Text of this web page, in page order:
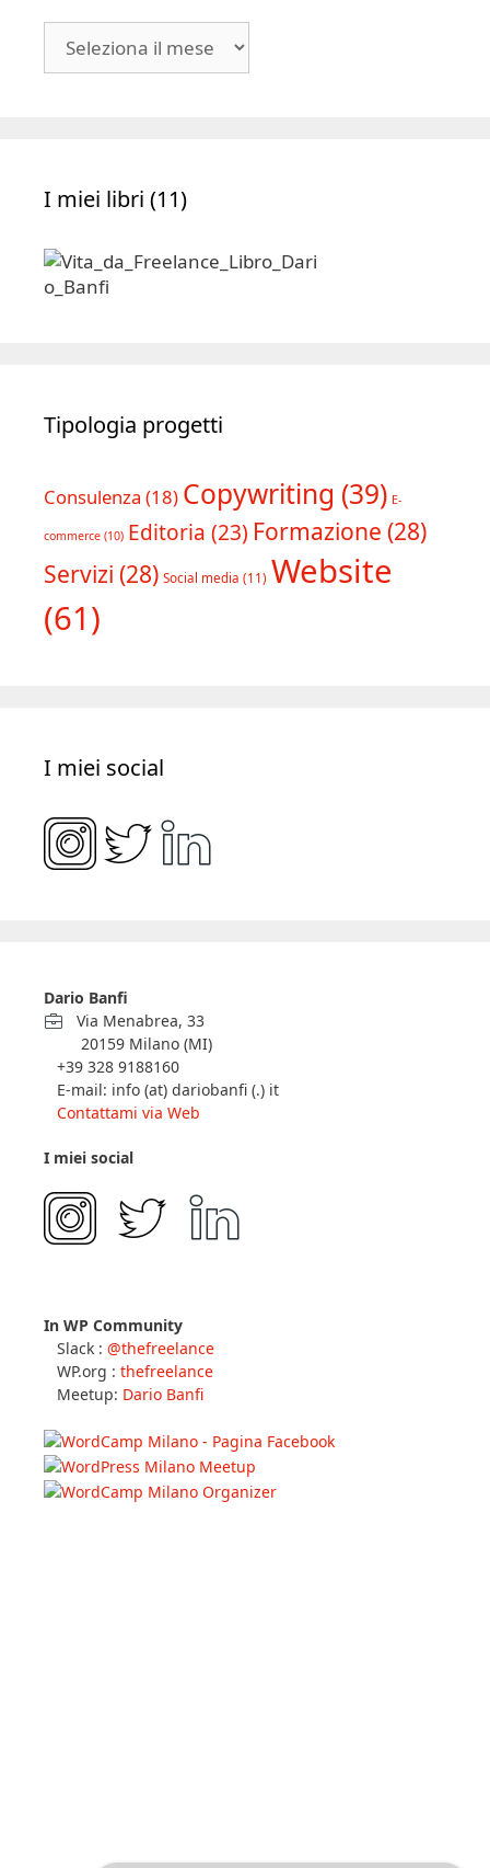
I miei libri (11)
Tipologia progetti
Consulenza (18) Copywriting (39) E-
commerce (10) Editoria (23) Formazione (28)
Servizi (28) Social media (11) Website
(61)
I miei social
Dario Banfi
Via Menabrea, 33
20159 Milano (MI)
+39 328 9188160
E-mail: info (at) dariobanfi (.) it
Contattami via Web
I miei social
In WP Community
Slack : @thefreelance
WP.org : thefreelance
Meetup: Dario Banfi